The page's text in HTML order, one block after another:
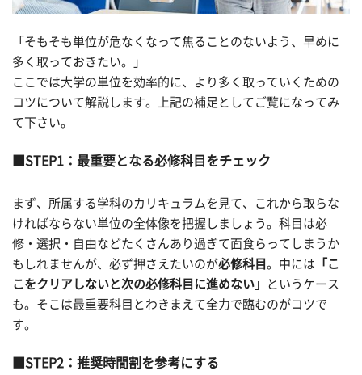
「そもそも単位が危なくなって焦ることのないよう、早めに
多く取っておきたい。」
ここでは大学の単位を効率的に、より多く取っていくための
コツについて解説します。上記の補足としてご覧になってみ
て下さい。
STEP1：最重要となる必修科目をチェック
まず、所属する学科のカリキュラムを見て、これから取らな
ければならない単位の全体像を把握しましょう。科目は必
修・選択・自由などたくさんあり過ぎて面食らってしまうか
もしれませんが、必ず押さえたいのが必修科目 。中には 「こ
こをクリアしないと次の必修科目に進めない」
というケース
も。そこは最重要科目とわきまえて全力で臨むのがコツで
す。
STEP2：推奨時間割を参考にする